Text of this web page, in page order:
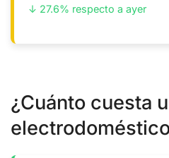
↓ 27.6% respecto a ayer
¿Cuánto cuesta